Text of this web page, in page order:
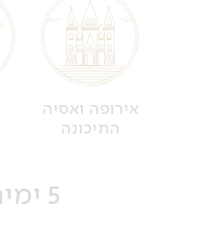
אירופה ואסיה
התיכונה
5 ימים / 4 לילות